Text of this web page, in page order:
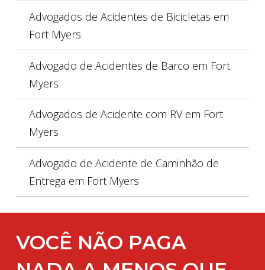
Advogados de Acidentes de Bicicletas em
Fort Myers
Advogado de Acidentes de Barco em Fort
Myers
Advogados de Acidente com RV em Fort
Myers
Advogado de Acidente de Caminhão de
Entrega em Fort Myers
VOCÊ NÃO PAGA